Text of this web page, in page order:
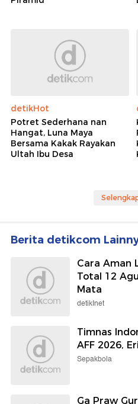
detikHot
Potret Sederhana nan
Hangat, Luna Maya
Bersama Kakak Rayakan
Ultah Ibu Desa
Berita detikcom
Cara Aman
Total 12
Mata
detikInet
Timnas
AFF 2026,
Sepakbola
Ga Praw